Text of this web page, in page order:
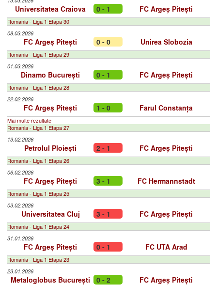
Universitatea Craiova 0 - 1 FC Argeș Pitești
Romania - Liga 1 Etapa 30
08.03.2026
FC Argeș Pitești 0 - 0 Unirea Slobozia
Romania - Liga 1 Etapa 29
01.03.2026
Dinamo București 0 - 1 FC Argeș Pitești
Romania - Liga 1 Etapa 28
22.02.2026
FC Argeș Pitești 1 - 0 Farul Constanța
Mai multe rezultate
Romania - Liga 1 Etapa 27
13.02.2026
Petrolul Ploiești 2 - 1 FC Argeș Pitești
Romania - Liga 1 Etapa 26
06.02.2026
FC Argeș Pitești 3 - 1 FC Hermannstadt
Romania - Liga 1 Etapa 25
03.02.2026
Universitatea Cluj 3 - 1 FC Argeș Pitești
Romania - Liga 1 Etapa 24
31.01.2026
FC Argeș Pitești 0 - 1 FC UTA Arad
Romania - Liga 1 Etapa 23
23.01.2026
Metaloglobus București 0 - 2 FC Argeș Pitești